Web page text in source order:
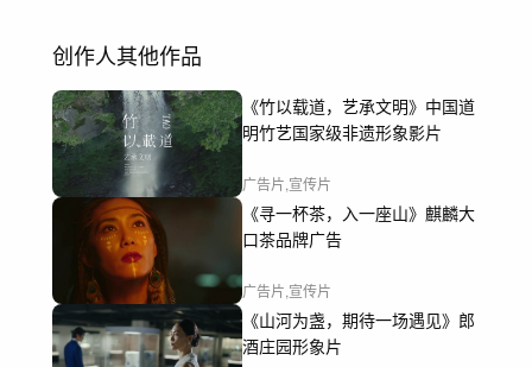
创作人其他作品
《竹以载道，艺承文明》中国道
明竹艺国家级非遗形象影片
广告片,宣传片
《寻一杯茶，入一座山》麒麟大
口茶品牌广告
广告片,宣传片
《山河为盏，期待一场遇见》郎
酒庄园形象片